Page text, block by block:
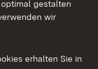
gestalten
wir
erhalten Sie in